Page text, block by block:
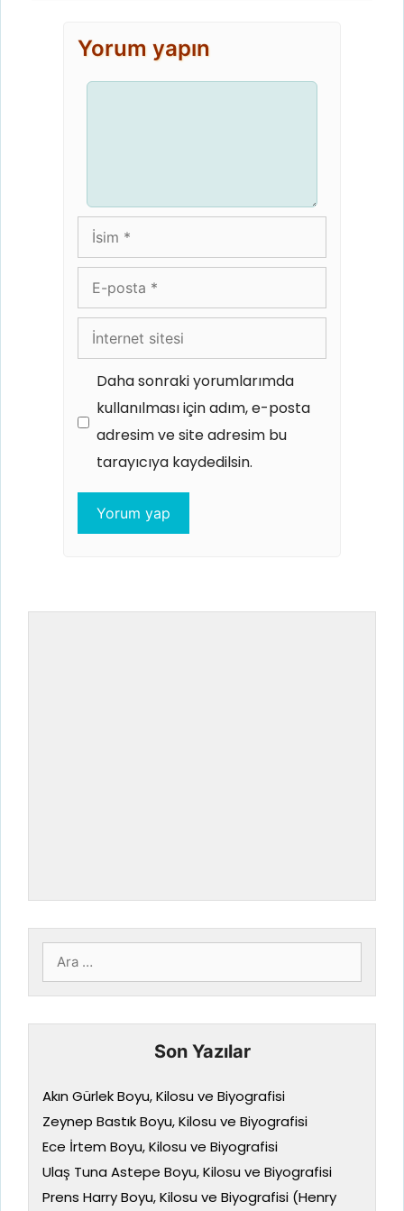
Yorum yapın
İsim
posta
İnternet
sitesi
Daha sonraki yorumlarımda
kullanılması için adım, e-posta
adresim ve site adresim bu
tarayıcıya kaydedilsin.
için
ara
Son Yazılar
Akın Gürlek Boyu, Kilosu ve Biyografisi
Zeynep Bastık Boyu, Kilosu ve Biyografisi
Ece İrtem Boyu, Kilosu ve Biyografisi
Ulaş Tuna Astepe Boyu, Kilosu ve Biyografisi
Prens Harry Boyu, Kilosu ve Biyografisi (Henry